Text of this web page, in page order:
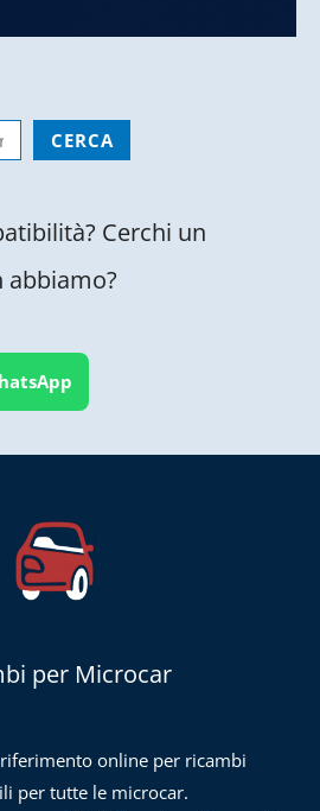
CERCA
Cerchi un
abbiamo?
per Microcar
online per ricambi
per tutte le microcar.